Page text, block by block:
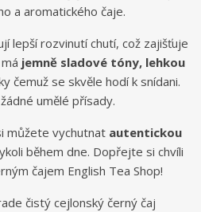
a aromatického čaje.
lepší rozvinutí chutí, což zajišťuje
jemně sladové tóny, lehkou
čemuž se skvěle hodí k snídani.
umělé přísady.
můžete vychutnat autentickou
během dne. Dopřejte si chvíli
čajem English Tea Shop!
čistý cejlonský černý čaj